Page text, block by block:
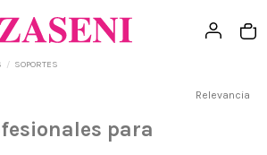
SOPORTES
Relevancia
para